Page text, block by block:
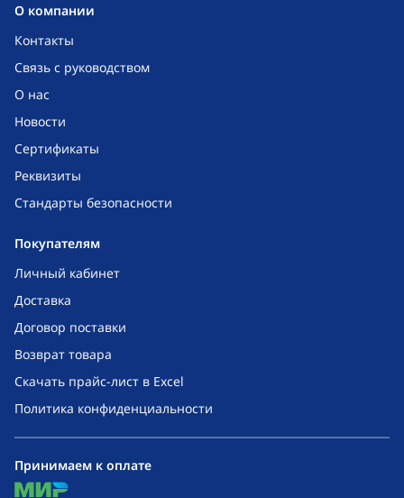
O компании
Контакты
Связь с руководством
О нас
Новости
Сертификаты
Реквизиты
Стандарты безопасности
Покупателям
Личный кабинет
Доставка
Договор поставки
Возврат товара
Скачать прайс-лист в Excel
Политика конфиденциальности
Принимаем к оплате
mir